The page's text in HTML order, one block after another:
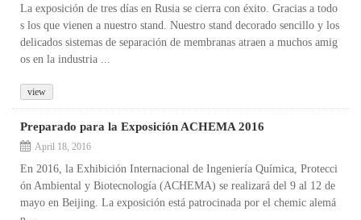
La exposición de tres días en Rusia se cierra con éxito. Gracias a todo
s los que vienen a nuestro stand. Nuestro stand decorado sencillo y los
delicados sistemas de separación de membranas atraen a muchos amig
os en la industria ...
view
Preparado para la Exposición ACHEMA 2016
April 18, 2016
En 2016, la Exhibición Internacional de Ingeniería Química, Protecci
ón Ambiental y Biotecnología (ACHEMA) se realizará del 9 al 12 de
mayo en Beijing. La exposición está patrocinada por el chemic alemá